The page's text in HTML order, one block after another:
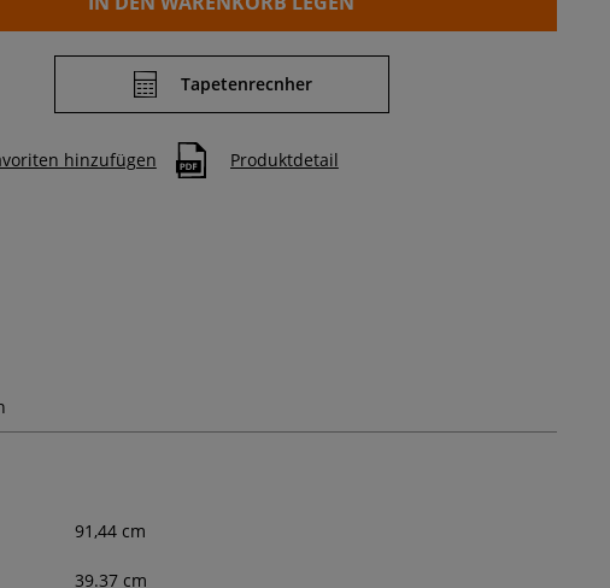
Tapetenrecnher
hinzufügen Produktdetail
91,44 cm
39.37 cm